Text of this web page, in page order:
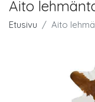
Aito
Etusivu Aito